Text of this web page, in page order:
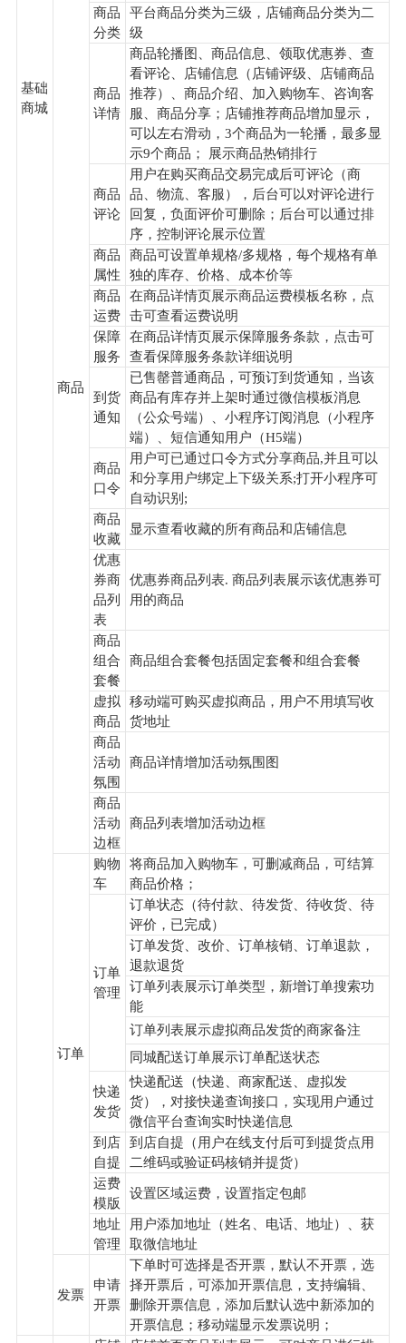
基础
商城
商品
商品
分类
平台商品分类为三级，店铺商品分类为二
级
商品
详情
商品轮播图、商品信息、领取优惠券、查
看评论、店铺信息（店铺评级、店铺商品
推荐）、商品介绍、加入购物车、咨询客
服、商品分享；店铺推荐商品增加显示，
可以左右滑动，3个商品为一轮播，最多显
示9个商品； 展示商品热销排行
商品
评论
用户在购买商品交易完成后可评论（商
品、物流、客服），后台可以对评论进行
回复，负面评价可删除；后台可以通过排
序，控制评论展示位置
商品
属性
商品可设置单规格/多规格，每个规格有单
独的库存、价格、成本价等
商品
运费
在商品详情页展示商品运费模板名称，点
击可查看运费说明
保障
服务
在商品详情页展示保障服务条款，点击可
查看保障服务条款详细说明
到货
通知
已售罄普通商品，可预订到货通知，当该
商品有库存并上架时通过微信模板消息
（公众号端）、小程序订阅消息（小程序
端）、短信通知用户（H5端）
商品
口令
用户可已通过口令方式分享商品,并且可以
和分享用户绑定上下级关系;打开小程序可
自动识别;
商品
收藏
显示查看收藏的所有商品和店铺信息
优惠
券商
品列
表
优惠券商品列表. 商品列表展示该优惠券可
用的商品
商品
组合
套餐
商品组合套餐包括固定套餐和组合套餐
虚拟
商品
移动端可购买虚拟商品，用户不用填写收
货地址
商品
活动
氛围
商品详情增加活动氛围图
商品
活动
边框
商品列表增加活动边框
订单
购物
车
将商品加入购物车，可删减商品，可结算
商品价格；
订单
管理
订单状态（待付款、待发货、待收货、待
评价，已完成）
订单发货、改价、订单核销、订单退款，
退款退货
订单列表展示订单类型，新增订单搜索功
能
订单列表展示虚拟商品发货的商家备注
同城配送订单展示订单配送状态
快递
发货
快递配送（快递、商家配送、虚拟发
货），对接快递查询接口，实现用户通过
微信平台查询实时快递信息
到店
自提
到店自提（用户在线支付后可到提货点用
二维码或验证码核销并提货）
运费
模版
设置区域运费，设置指定包邮
地址
管理
用户添加地址（姓名、电话、地址）、获
取微信地址
发票
申请
开票
下单时可选择是否开票，默认不开票，选
择开票后，可添加开票信息，支持编辑、
删除开票信息，添加后默认选中新添加的
开票信息；移动端显示发票说明；